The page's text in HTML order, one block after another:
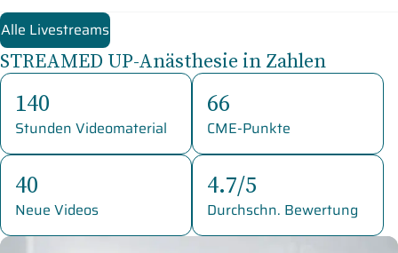
Alle Livestreams
STREAMED UP-Anästhesie in Zahlen
140
Stunden Videomaterial
66
CME-Punkte
40
Neue Videos
4.7/5
Durchschn. Bewertung